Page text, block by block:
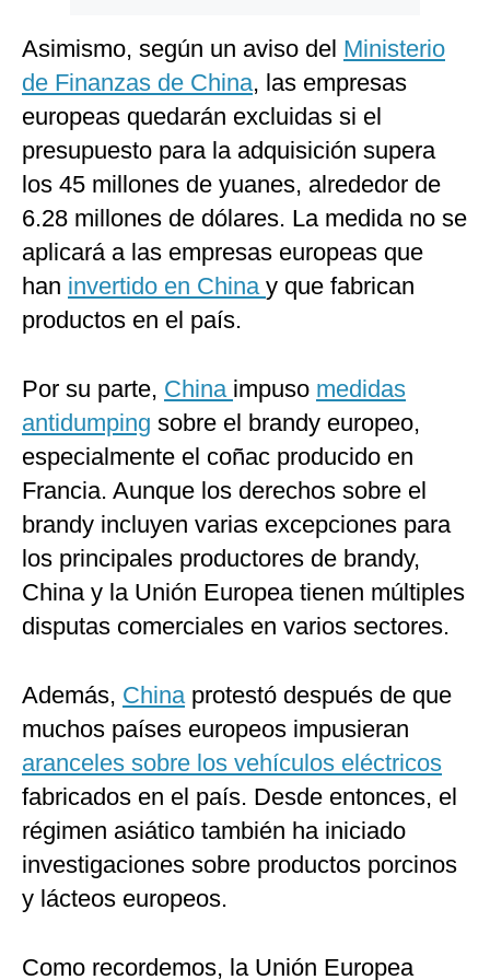
Asimismo, según un aviso del Ministerio
de Finanzas de China, las empresas
europeas quedarán excluidas si el
presupuesto para la adquisición supera
los 45 millones de yuanes, alrededor de
6.28 millones de dólares. La medida no se
aplicará a las empresas europeas que
han invertido en China y que fabrican
productos en el país.
Por su parte, China impuso medidas
antidumping sobre el brandy europeo,
especialmente el coñac producido en
Francia. Aunque los derechos sobre el
brandy incluyen varias excepciones para
los principales productores de brandy,
China y la Unión Europea tienen múltiples
disputas comerciales en varios sectores.
Además, Chinaprotestó después de que
muchos países europeos impusieran
aranceles sobre los vehículos eléctricos
fabricados en el país. Desde entonces, el
régimen asiático también ha iniciado
investigaciones sobre productos porcinos
y lácteos europeos.
Como recordemos, la Unión Europea